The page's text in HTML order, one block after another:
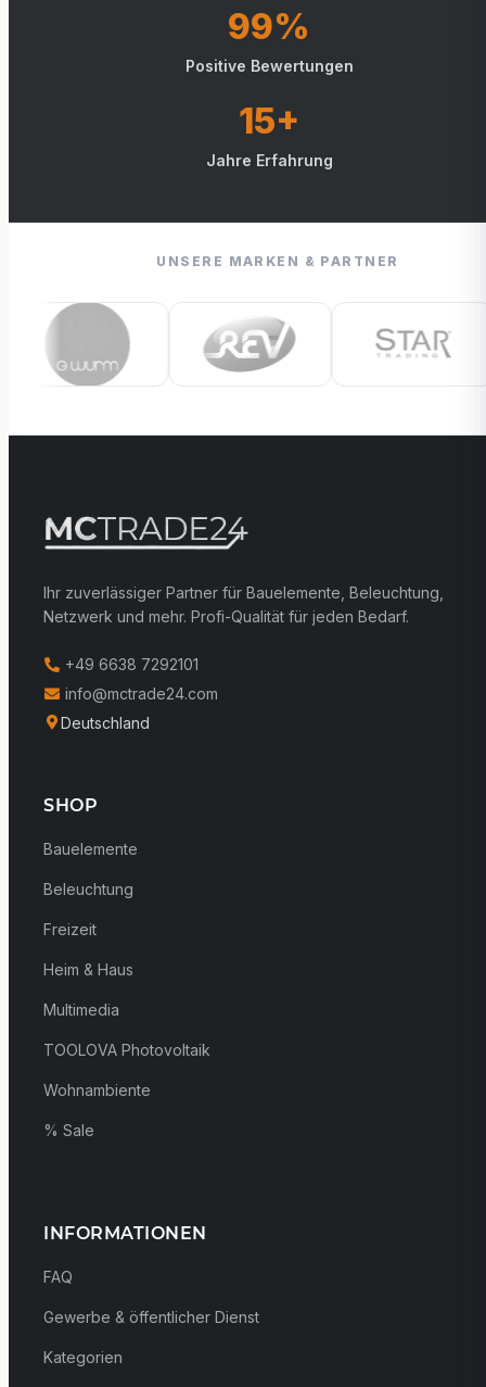
99%
Positive Bewertungen
15+
Jahre Erfahrung
UNSERE MARKEN & PARTNER
Ihr zuverlässiger Partner für Bauelemente, Beleuchtung,
Netzwerk und mehr. Profi-Qualität für jeden Bedarf.
+49 6638 7292101
info@mctrade24.com
Deutschland
SHOP
Bauelemente
Beleuchtung
Freizeit
Heim & Haus
Multimedia
TOOLOVA Photovoltaik
Wohnambiente
% Sale
INFORMATIONEN
FAQ
Gewerbe & öffentlicher Dienst
Kategorien